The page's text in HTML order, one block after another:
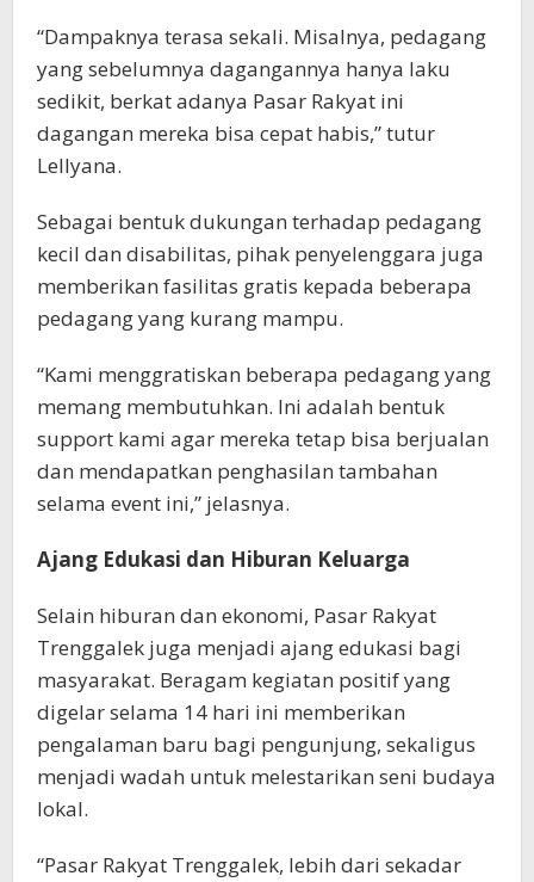
“Dampaknya terasa sekali. Misalnya, pedagang
yang sebelumnya dagangannya hanya laku
sedikit, berkat adanya Pasar Rakyat ini
dagangan mereka bisa cepat habis,” tutur
Lellyana.
Sebagai bentuk dukungan terhadap pedagang
kecil dan disabilitas, pihak penyelenggara juga
memberikan fasilitas gratis kepada beberapa
pedagang yang kurang mampu.
“Kami menggratiskan beberapa pedagang yang
memang membutuhkan. Ini adalah bentuk
support kami agar mereka tetap bisa berjualan
dan mendapatkan penghasilan tambahan
selama event ini,” jelasnya.
Ajang Edukasi dan Hiburan Keluarga
Selain hiburan dan ekonomi, Pasar Rakyat
Trenggalek juga menjadi ajang edukasi bagi
masyarakat. Beragam kegiatan positif yang
digelar selama 14 hari ini memberikan
pengalaman baru bagi pengunjung, sekaligus
menjadi wadah untuk melestarikan seni budaya
lokal.
“Pasar Rakyat Trenggalek, lebih dari sekadar